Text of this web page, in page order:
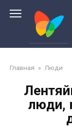
Главная » Люди
люди,